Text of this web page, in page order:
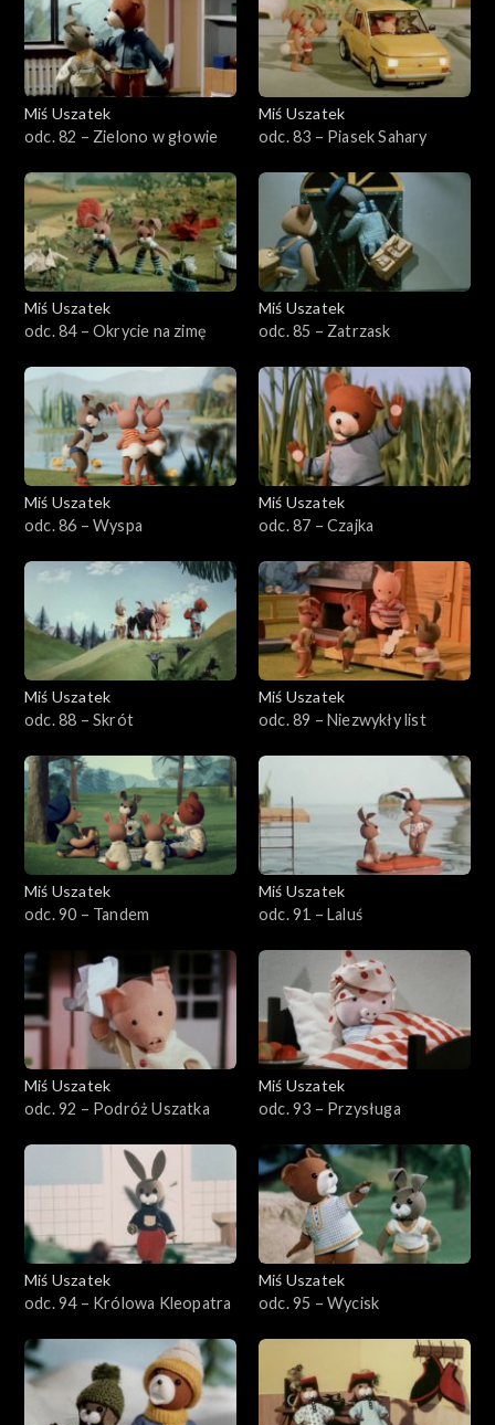
Miś Uszatek
odc. 82 – Zielono w głowie
Miś Uszatek
odc. 83 – Piasek Sahary
Miś Uszatek
odc. 84 – Okrycie na zimę
Miś Uszatek
odc. 85 – Zatrzask
Miś Uszatek
odc. 86 – Wyspa
Miś Uszatek
odc. 87 – Czajka
Miś Uszatek
odc. 88 – Skrót
Miś Uszatek
odc. 89 – Niezwykły list
Miś Uszatek
odc. 90 – Tandem
Miś Uszatek
odc. 91 – Laluś
Miś Uszatek
odc. 92 – Podróż Uszatka
Miś Uszatek
odc. 93 – Przysługa
Miś Uszatek
odc. 94 – Królowa Kleopatra
Miś Uszatek
odc. 95 – Wycisk